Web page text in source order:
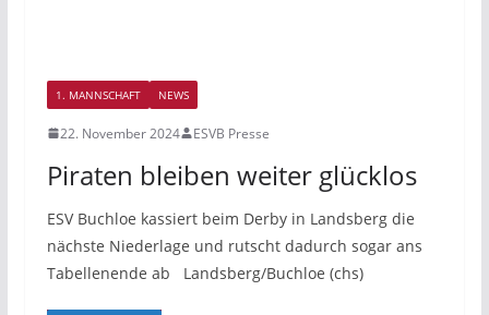
1. MANNSCHAFT NEWS
22. November 2024 ESVB Presse
Piraten bleiben weiter glücklos
ESV Buchloe kassiert beim Derby in Landsberg die
nächste Niederlage und rutscht dadurch sogar ans
Tabellenende ab Landsberg/Buchloe (chs)